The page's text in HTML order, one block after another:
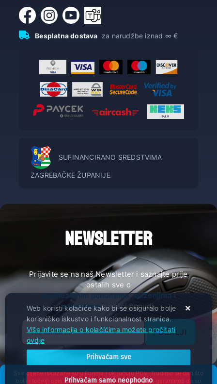
Besplatna dostava za narudžbe iznad ∞ €
SUFINANCIRANO SREDSTVIMA
ZAGREBAČKE ŽUPANIJE
NEWSLETTER
Prijavite se na naš Newsletter i saznajte prije
ostalih sve o
ekskluzivnim ponudama, sniženjima i
novostimau našoj ponudi.
POŠALJI
Sve cijene iskazane su u Eurima i uključuju PDV. Trudimo se dati što
bolji i točniji opis i sliku. Unatoč tome, ne možemo garantirati da su
Web koristi kolačiće kako bi se osiguralo bolje
korisničko iskustvo i funkcionalnost stranica.
Više informacija o kolačićima možete pročitati
ovdje
Prihvaćam sve
Prihvaćam samo neophodno